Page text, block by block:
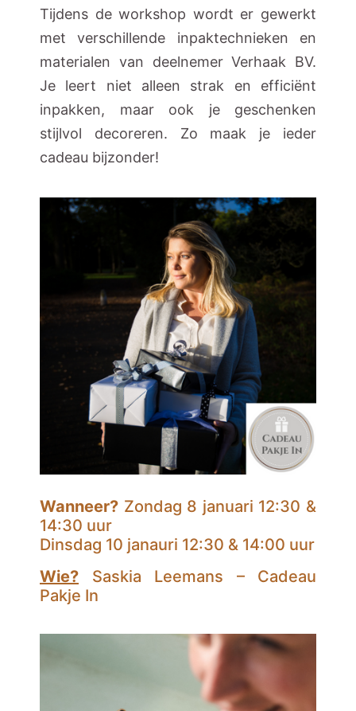
Tijdens de workshop wordt er gewerkt
met verschillende inpaktechnieken en
materialen van deelnemer Verhaak BV.
Je leert niet alleen strak en efficiënt
inpakken, maar ook je geschenken
stijlvol decoreren. Zo maak je ieder
cadeau bijzonder!
Wanneer? Zondag 8 januari 12:30 &
14:30 uur
Dinsdag 10 janauri 12:30 & 14:00 uur
Wie? Saskia Leemans – Cadeau
Pakje In